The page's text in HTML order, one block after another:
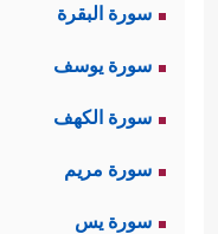
سورة البقرة
سورة يوسف
سورة الكهف
سورة مريم
سورة يس